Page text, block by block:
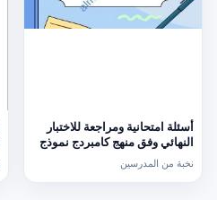
أسئلة امتحانية ومراجعة للاختبار
النهائي وفق منهج كامبردج نموذج
ثالث (رياضيات) التاسع
نخبة من المدرسين